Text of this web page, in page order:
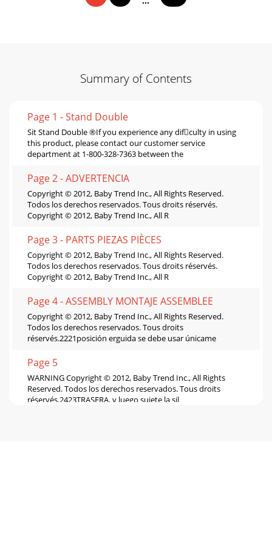
Summary of Contents
Page 1 - Stand Double
Sit Stand Double ®If you experience any difculty in using
this product, please contact our customer service
department at 1-800-328-7363 between the
Page 2 - ADVERTENCIA
Copyright © 2012, Baby Trend Inc., All Rights Reserved.
Todos los derechos reservados. Tous droits réservés.
Copyright © 2012, Baby Trend Inc., All R
Page 3 - PARTS PIEZAS PIÈCES
Copyright © 2012, Baby Trend Inc., All Rights Reserved.
Todos los derechos reservados. Tous droits réservés.
Copyright © 2012, Baby Trend Inc., All R
Page 4 - ASSEMBLY MONTAJE ASSEMBLEE
Copyright © 2012, Baby Trend Inc., All Rights Reserved.
Todos los derechos reservados. Tous droits
réservés.2221posición erguida se debe usar únicame
Page 5
WARNING Copyright © 2012, Baby Trend Inc., All Rights
Reserved. Todos los derechos reservados. Tous droits
réservés.2423TRASERA, y luego sujete la sil